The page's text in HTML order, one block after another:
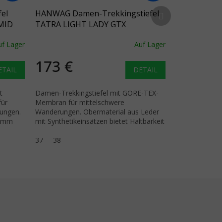
Lager
HANWAG Damen-Trekkingstiefel
TATRA LIGHT LADY GTX
Auf Lager
173 € DETAIL
Damen-Trekkingstiefel mit GORE-TEX-
Membran für mittelschwere
Wanderungen. Obermaterial aus Leder
mit Synthetikeinsätzen bietet Haltbarkeit
37
38